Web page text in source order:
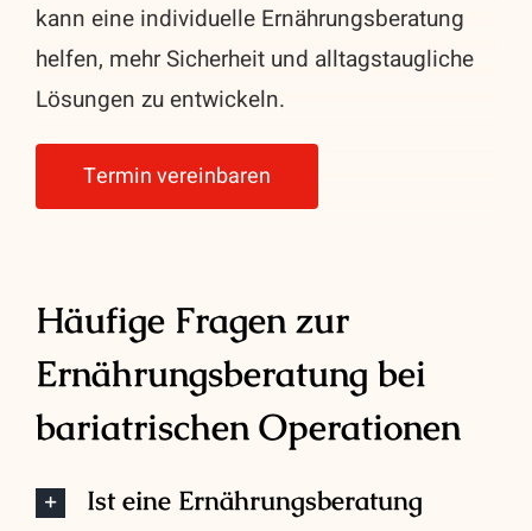
kann eine individuelle Ernährungsberatung
helfen, mehr Sicherheit und alltagstaugliche
Lösungen zu entwickeln.
Termin vereinbaren
Häufige Fragen zur
Ernährungsberatung bei
bariatrischen Operationen
Ist eine Ernährungsberatung